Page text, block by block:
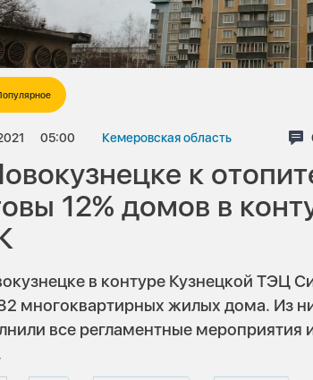
05:00 Кемеровская область
к
12% домов в
в контуре Кузнецкой ТЭЦ
многоквартирных жилых дома. Из
все регламентные мероприятия